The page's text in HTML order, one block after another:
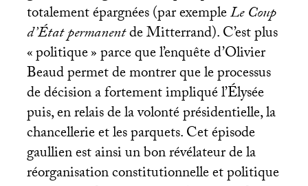
totalement épargnées (par exempleLe Coup
d’État permanentde Mitterrand). C’est plus
«politique» parce que l’enquête d’Olivier
Beaud permet de montrer que le processus
de décision a fortement impliqué l’Élysée
puis, en relais de la volonté présidentielle, la
chancellerie et les parquets. Cet épisode
gaullien est ainsi un bon révélateur de la
réorganisation constitutionnelle et politique